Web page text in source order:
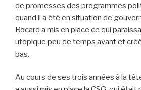
de promesses des programmes
quand il a été en situation de
Rocard a mis en place ce qui
utopique peu de temps avant et
bas.
Au cours de ses trois années à la